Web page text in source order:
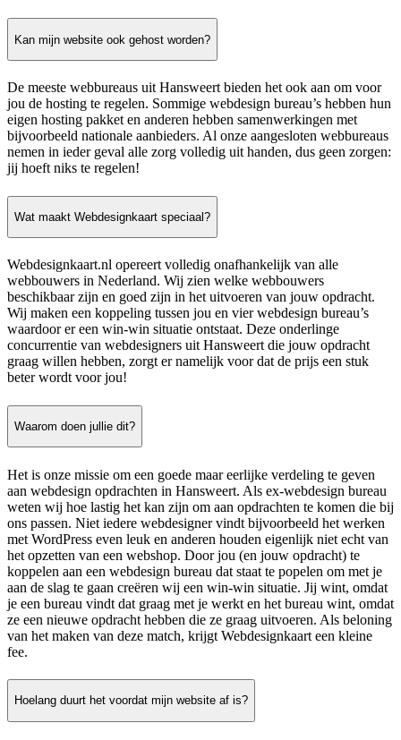
Kan mijn website ook gehost worden?
De meeste webbureaus uit Hansweert bieden het ook aan om voor
jou de hosting te regelen. Sommige webdesign bureau’s hebben hun
eigen hosting pakket en anderen hebben samenwerkingen met
bijvoorbeeld nationale aanbieders. Al onze aangesloten webbureaus
nemen in ieder geval alle zorg volledig uit handen, dus geen zorgen:
jij hoeft niks te regelen!
Wat maakt Webdesignkaart speciaal?
Webdesignkaart.nl opereert volledig onafhankelijk van alle
webbouwers in Nederland. Wij zien welke webbouwers
beschikbaar zijn en goed zijn in het uitvoeren van jouw opdracht.
Wij maken een koppeling tussen jou en vier webdesign bureau’s
waardoor er een win-win situatie ontstaat. Deze onderlinge
concurrentie van webdesigners uit Hansweert die jouw opdracht
graag willen hebben, zorgt er namelijk voor dat de prijs een stuk
beter wordt voor jou!
Waarom doen jullie dit?
Het is onze missie om een goede maar eerlijke verdeling te geven
aan webdesign opdrachten in Hansweert. Als ex-webdesign bureau
weten wij hoe lastig het kan zijn om aan opdrachten te komen die bij
ons passen. Niet iedere webdesigner vindt bijvoorbeeld het werken
met WordPress even leuk en anderen houden eigenlijk niet echt van
het opzetten van een webshop. Door jou (en jouw opdracht) te
koppelen aan een webdesign bureau dat staat te popelen om met je
aan de slag te gaan creëren wij een win-win situatie. Jij wint, omdat
je een bureau vindt dat graag met je werkt en het bureau wint, omdat
ze een nieuwe opdracht hebben die ze graag uitvoeren. Als beloning
van het maken van deze match, krijgt Webdesignkaart een kleine
fee.
Hoelang duurt het voordat mijn website af is?